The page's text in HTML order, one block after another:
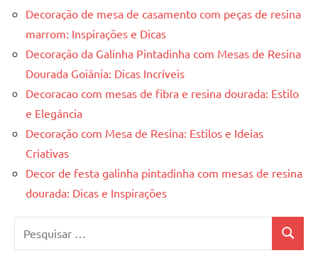
Decoração de mesa de casamento com peças de resina
marrom: Inspirações e Dicas
Decoração da Galinha Pintadinha com Mesas de Resina
Dourada Goiânia: Dicas Incríveis
Decoracao com mesas de fibra e resina dourada: Estilo
e Elegância
Decoração com Mesa de Resina: Estilos e Ideias
Criativas
Decor de festa galinha pintadinha com mesas de resina
dourada: Dicas e Inspirações